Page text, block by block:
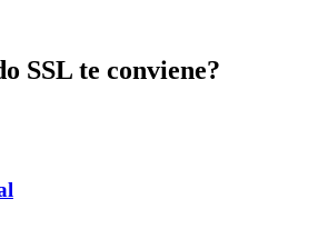
SSL te conviene?